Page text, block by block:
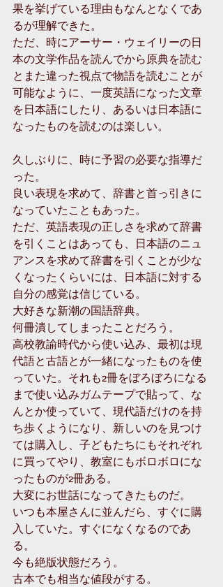
果を挙げている理由もなんとなくであ
るが理解できた。
ただ、時にアーサー・ウェイリーの日
本の文学作品を読んでから原典を読む
とまた違った視点で物語を読むことが
可能なように、一度英語になった文章
を日本語にしたり、あるいは日本語に
なったものを読むのは楽しい。
久しぶりに、時に予習の必要な指導だ
った。
良い表現を求めて、辞書と首っ引きに
なっていたこともあった。
ただ、英語表現の正しさを求めて辞書
を引くことはあっても、日本語のニュ
アンスを求めて辞書を引くことが少な
くなったくらいには、日本語に対する
自分の感覚は信じている。
大好きな新潮の国語辞典。
何冊潰してしまったことだろう。
高校教諭時代から使い込み、最初は現
代語と古語とが一緒になったものを使
っていた。それも2冊をぼろぼろになる
まで使い込みガムテープで貼って、な
んとか使っていて、現代語だけのを持
ち歩くようになり、新しいのを見つけ
ては購入し、子どもたちにもそれぞれ
に買ってやり、教室にもボロボロにな
ったものが2冊ある。
大変にお世話になってきたものだ。
いつも本屋さんに並んだら、すぐに購
入していた。すぐになくなるのであ
る。
今も絶版状態だろう。
古本でも相当な値段がする。